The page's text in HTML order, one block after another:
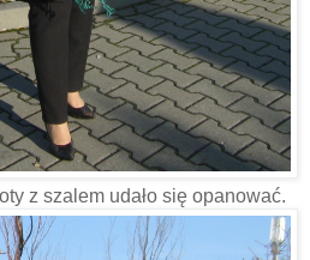
z szalem udało się opanować.